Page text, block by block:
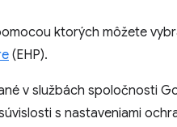
ktorých môžete
(EHP).
v službách spoločnosti
s nastaveniami